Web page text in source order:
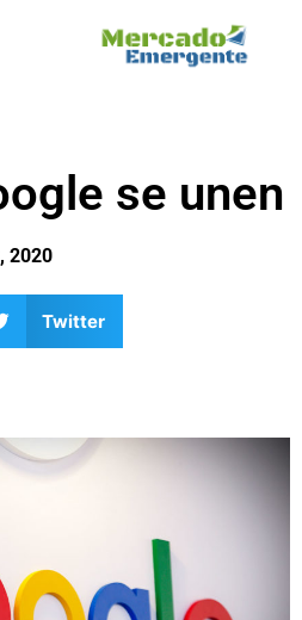
se unen
2020
Twitter